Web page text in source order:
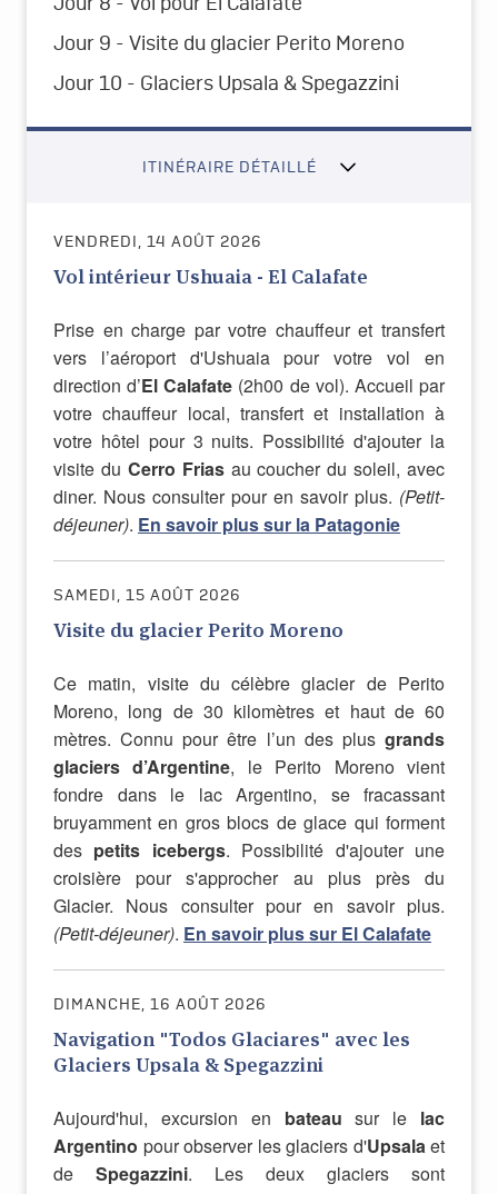
Jour 8 - Vol pour El Calafate
Jour 9 - Visite du glacier Perito Moreno
Jour 10 - Glaciers Upsala & Spegazzini
ITINÉRAIRE DÉTAILLÉ
VENDREDI, 14 AOÛT 2026
Vol intérieur Ushuaia - El Calafate
Prise en charge par votre chauffeur et transfert
vers l’aéroport d'Ushuaia pour votre vol en
direction d’El Calafate (2h00 de vol). Accueil par
votre chauffeur local, transfert et installation à
votre hôtel pour 3 nuits. Possibilité d'ajouter la
visite du Cerro Friasau coucher du soleil, avec
diner. Nous consulter pour en savoir plus. (Petit-
déjeuner). En savoir plus sur la Patagonie
SAMEDI, 15 AOÛT 2026
Visite du glacier Perito Moreno
Ce matin, visite du célèbre glacier de Perito
Moreno, long de 30 kilomètres et haut de 60
mètres. Connu pour être l’un des plus grands
glaciers d’Argentine, le Perito Moreno vient
fondre dans le lac Argentino, se fracassant
bruyamment en gros blocs de glace qui forment
des petits icebergs. Possibilité d'ajouter une
croisière pour s'approcher au plus près du
Glacier. Nous consulter pour en savoir plus.
(Petit-déjeuner). En savoir plus sur El Calafate
DIMANCHE, 16 AOÛT 2026
Navigation "Todos Glaciares" avec les
Glaciers Upsala & Spegazzini
Aujourd'hui, excursion en bateausur le lac
Argentino pour observer les glaciers d'Upsalaet
de Spegazzini. Les deux glaciers sont